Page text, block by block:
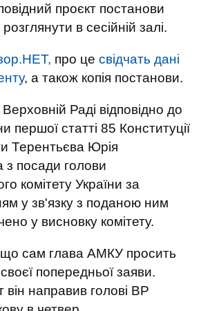
проєкт постанови
в сесійній залі.
про це свідчать дані
, а також копія постанови.
Раді відповідно до
першої статті 85 Конституції
Терентьєва Юрія
посади голови
комітету України за
у зв'язку з поданою ним
у висновку комітету.
що сам глава АМКУ просить
попередньої заяви.
він направив голові ВР